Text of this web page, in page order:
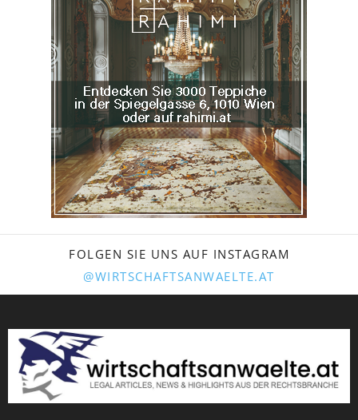
FOLGEN SIE UNS AUF INSTAGRAM
@WIRTSCHAFTSANWAELTE.AT